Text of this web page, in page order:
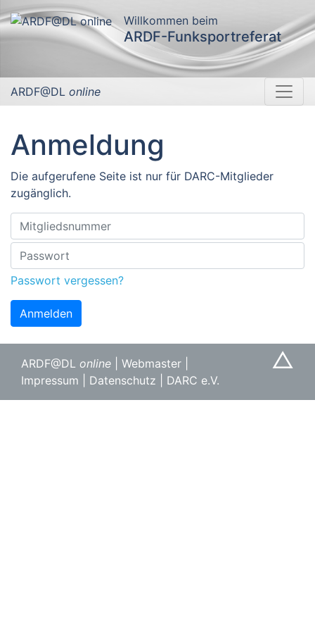
Willkommen beim
ARDF-Funksportreferat
ARDF@DL online
Anmeldung
Die aufgerufene Seite ist nur für DARC-Mitglieder
zugänglich.
Passwort vergessen?
Anmelden
△
ARDF@DL online Webmaster
Impressum
Datenschutz DARC e.V.